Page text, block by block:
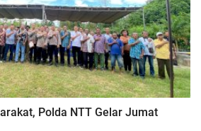
Polda NTT Gelar Jumat